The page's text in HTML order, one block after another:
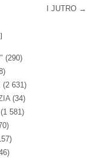
I JUTRO →
(290)
(2 631)
(34)
(1 581)